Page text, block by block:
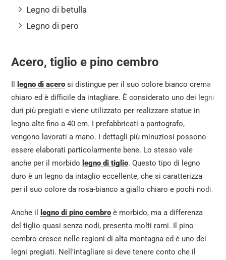
Legno di betulla
Legno di pero
Acero, tiglio e pino cembro
Il legno di acero si distingue per il suo colore bianco crema
chiaro ed è difficile da intagliare. È considerato uno dei legni
duri più pregiati e viene utilizzato per realizzare statue in
legno alte fino a 40 cm. I prefabbricati a pantografo,
vengono lavorati a mano. I dettagli più minuziosi possono
essere elaborati particolarmente bene. Lo stesso vale
anche per il morbido legno di tiglio. Questo tipo di legno
duro è un legno da intaglio eccellente, che si caratterizza
per il suo colore da rosa-bianco a giallo chiaro e pochi nodi.
Anche il legno di pino cembro è morbido, ma a differenza
del tiglio quasi senza nodi, presenta molti rami. Il pino
cembro cresce nelle regioni di alta montagna ed è uno dei
legni pregiati. Nell'intagliare si deve tenere conto che il